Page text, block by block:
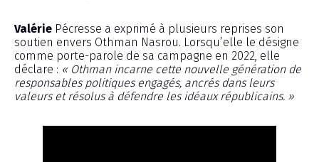
Valérie Pécresse a exprimé à plusieurs reprises son
soutien envers Othman Nasrou. Lorsqu’elle le désigne
comme porte-parole de sa campagne en 2022, elle
déclare : « Othman incarne cette nouvelle génération de
responsables politiques engagés, ancrés dans leurs
valeurs et résolus à défendre les idéaux républicains. »